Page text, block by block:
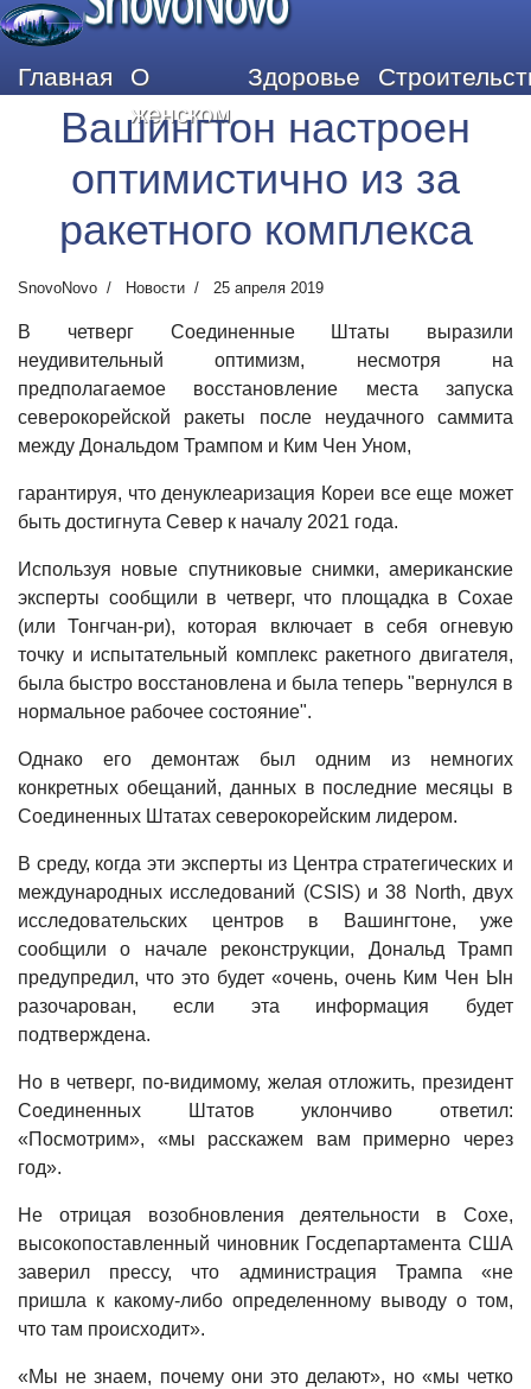
Главная
О
женском
Здоровье
Вашингтон настроен
оптимистично из за
ракетного комплекса
SnovoNovo Новости 25 апреля 2019
В четверг Соединенные Штаты выразили
неудивительный оптимизм, несмотря на
предполагаемое восстановление места запуска
северокорейской ракеты после неудачного саммита
между Дональдом Трампом и Ким Чен Уном,
гарантируя, что денуклеаризация Кореи все еще может
быть достигнута Север к началу 2021 года.
Используя новые спутниковые снимки, американские
эксперты сообщили в четверг, что площадка в Сохае
(или Тонгчан-ри), которая включает в себя огневую
точку и испытательный комплекс ракетного двигателя,
была быстро восстановлена ​​и была теперь "вернулся в
нормальное рабочее состояние".
Однако его демонтаж был одним из немногих
конкретных обещаний, данных в последние месяцы в
Соединенных Штатах северокорейским лидером.
В среду, когда эти эксперты из Центра стратегических и
международных исследований (CSIS) и 38 North, двух
исследовательских центров в Вашингтоне, уже
сообщили о начале реконструкции, Дональд Трамп
предупредил, что это будет «очень, очень Ким Чен Ын
разочарован, если эта информация будет
подтверждена.
Но в четверг, по-видимому, желая отложить, президент
Соединенных Штатов уклончиво ответил:
«Посмотрим», «мы расскажем вам примерно через
год».
Не отрицая возобновления деятельности в Сохе,
высокопоставленный чиновник Госдепартамента США
заверил прессу, что администрация Трампа «не
пришла к какому-либо определенному выводу о том,
что там происходит».
«Мы не знаем, почему они это делают», но «мы четко